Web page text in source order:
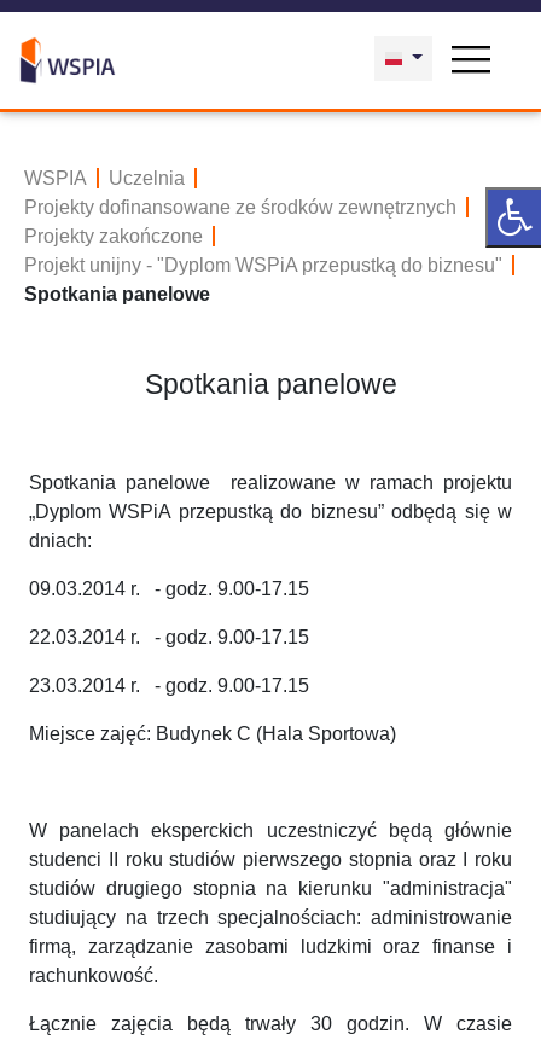
WSPIA
Uczelnia
Projekty dofinansowane ze środków zewnętrznych
Projekty zakończone
Projekt unijny - "Dyplom WSPiA przepustką do biznesu"
Spotkania panelowe
Spotkania panelowe
Spotkania panelowe realizowane w ramach projektu
„Dyplom WSPiA przepustką do biznesu” odbędą się w
dniach:
09.03.2014 r. - godz. 9.00-17.15
22.03.2014 r. - godz. 9.00-17.15
23.03.2014 r. - godz. 9.00-17.15
Miejsce zajęć: Budynek C (Hala Sportowa)
W panelach eksperckich uczestniczyć będą głównie
studenci II roku studiów pierwszego stopnia oraz I roku
studiów drugiego stopnia na kierunku "administracja"
studiujący na trzech specjalnościach: administrowanie
firmą, zarządzanie zasobami ludzkimi oraz finanse i
rachunkowość.
Łącznie zajęcia będą trwały 30 godzin. W czasie